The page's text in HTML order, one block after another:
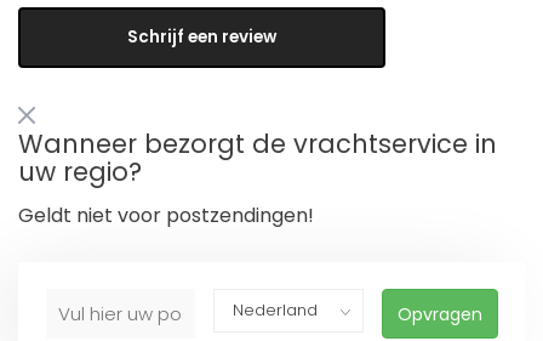
Schrijf een review
Wanneer bezorgt de vrachtservice in
uw regio?
Geldt niet voor postzendingen!
Opvragen